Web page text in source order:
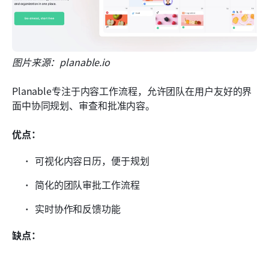
图片来源：planable.io
Planable专注于内容工作流程，允许团队在用户友好的界
面中协同规划、审查和批准内容。
优点：
可视化内容日历，便于规划
简化的团队审批工作流程
实时协作和反馈功能
缺点：